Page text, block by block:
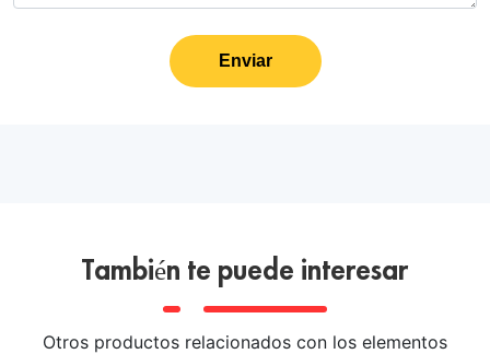
Enviar
También te puede interesar
Otros productos relacionados con los elementos